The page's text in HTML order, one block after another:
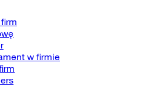
w firmie